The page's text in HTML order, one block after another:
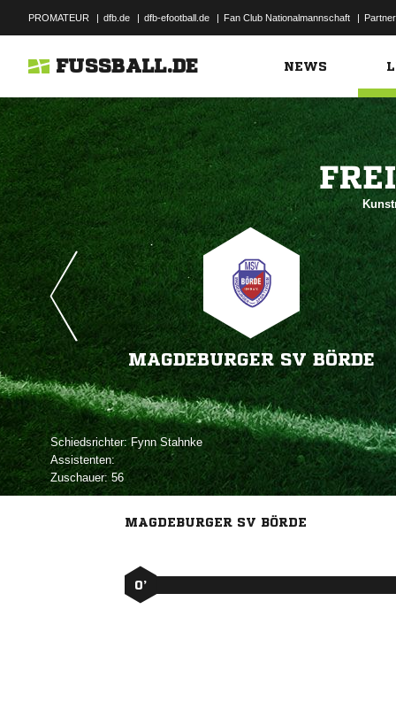
PROMATEUR | dfb.de | dfb-efootball.de | Fan Club Nationalmannschaft | Partner
FUSSBALL.DE NEWS
MAGDEBURGER SV BÖRDE
Schiedsrichter: 
Assistenten:
Zuschauer:56
MAGDEBURGER SV BÖRDE
0’